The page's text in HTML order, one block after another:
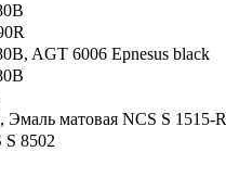
AGT 6006 Epnesus black
матовая NCS S 1515-
S 8502